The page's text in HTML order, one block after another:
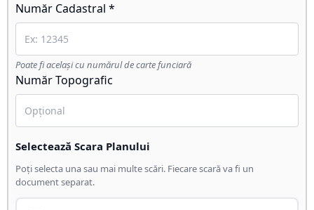
Număr Cadastral *
Poate fi același cu numărul de carte funciară
Număr Topografic
Selectează Scara Planului
Poți selecta una sau mai multe scări. Fiecare scară va fi un
document separat.